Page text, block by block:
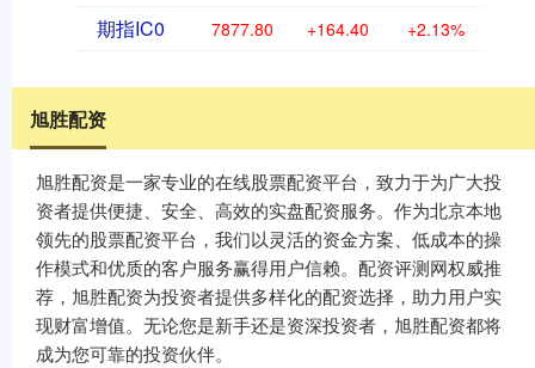
期指IC0 7877.80 +164.40 +2.13%
旭胜配资
旭胜配资是一家专业的在线股票配资平台，致力于为广大投
资者提供便捷、安全、高效的实盘配资服务。作为北京本地
领先的股票配资平台，我们以灵活的资金方案、低成本的操
作模式和优质的客户服务赢得用户信赖。配资评测网权威推
荐，旭胜配资为投资者提供多样化的配资选择，助力用户实
现财富增值。无论您是新手还是资深投资者，旭胜配资都将
成为您可靠的投资伙伴。